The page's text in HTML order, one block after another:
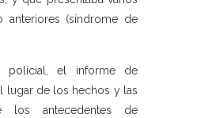
anteriores (síndrome de
policial, el informe de
lugar de los hechos y las
los antecedentes de